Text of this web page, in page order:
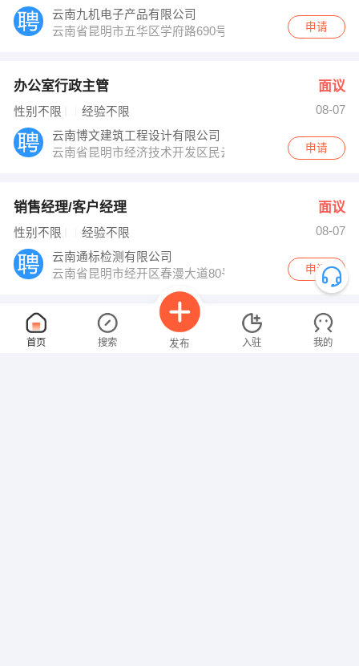
云南九机电子产品有限公司
云南省昆明市五华区学府路690号金鼎科技园三号标准厂
申请
办公室行政主管 面议
性别不限 经验不限
08-07
云南博文建筑工程设计有限公司
云南省昆明市经济技术开发区民云路87号
申请
销售经理/客户经理 面议
性别不限 经验不限
08-07
云南通标检测有限公司
云南省昆明市经开区春漫大道80号云南海归创业园火炬
申请
行政内勤 面议
首页 搜索 发布 入驻 我的